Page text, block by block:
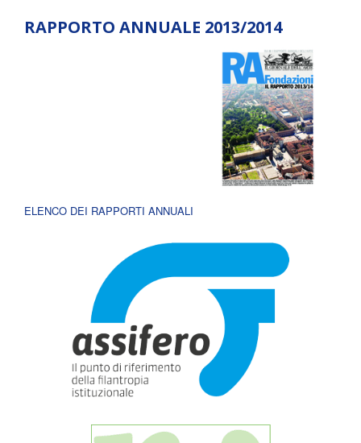
RAPPORTO ANNUALE 2013/2014
ELENCO DEI RAPPORTI ANNUALI